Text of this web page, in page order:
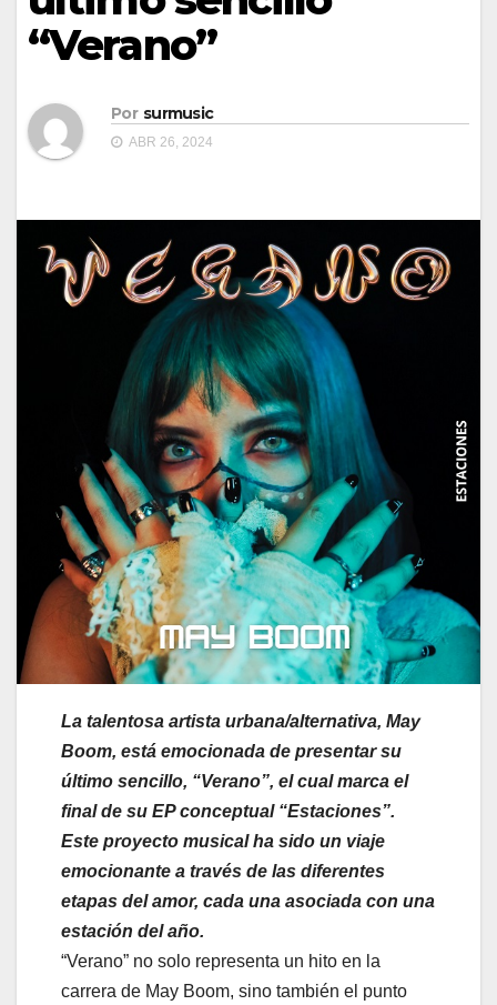
“Verano”
Por surmusic
ABR 26, 2024
La talentosa artista urbana/alternativa, May
Boom, está emocionada de presentar su
último sencillo, “Verano”, el cual marca el
final de su EP conceptual “Estaciones”.
Este proyecto musical ha sido un viaje
emocionante a través de las diferentes
etapas del amor, cada una asociada con una
estación del año.
“Verano” no solo representa un hito en la
carrera de May Boom, sino también el punto